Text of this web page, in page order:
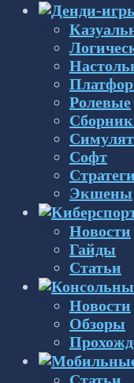
Ролевые
Софт
Экшены
Новости
Гайды
Статьи
Новости
Обзоры
Статьи